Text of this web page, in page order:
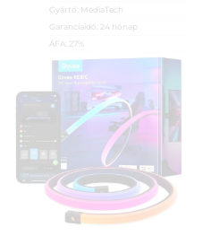
Gyártó: MediaTech
Garanciaidő: 24 hónap
ÁFA: 27%
Azonosító:49058
9 900 Ft